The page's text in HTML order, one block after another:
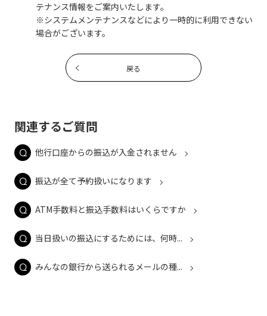
テナンス情報をご案内いたします。
※システムメンテナンスなどにより一時的に利用できない
場合がございます。
戻る
関連するご質問
他行口座からの振込が入金されません
振込が全て予約扱いになります
ATM手数料と振込手数料はいくらですか
当日扱いの振込にするためには、何時...
みんなの銀行から送られるメールの種...